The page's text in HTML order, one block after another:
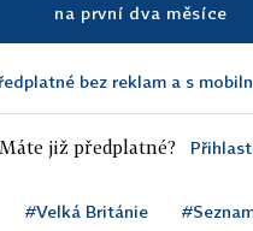
na první dva měsíce
bez reklam a s
Máte již předplatné?
#Velká Británie